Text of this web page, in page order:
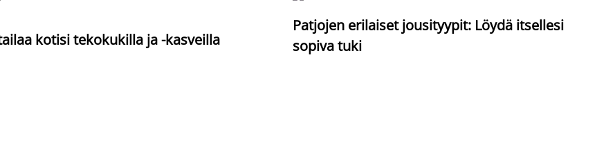
kotisi tekokukilla ja -kasveilla
Patjojen erilaiset jousityypit: Löydä itsellesi
sopiva tuki